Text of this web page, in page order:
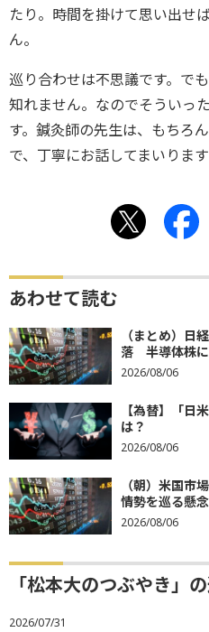
たり。時間を掛けて思い出せ
ん。
巡り合わせは不思議です。で
知れません。なのでそういっ
す。鍼灸師の先生は、もちろ
で、丁寧にお話してまいります
あわせて読む
（まとめ）日
落 半導体株に
2026/08/06
【為替】「日
は？
2026/08/06
（朝）米国
情勢を巡る懸
2026/08/06
「松本大のつぶやき」
2026/07/31